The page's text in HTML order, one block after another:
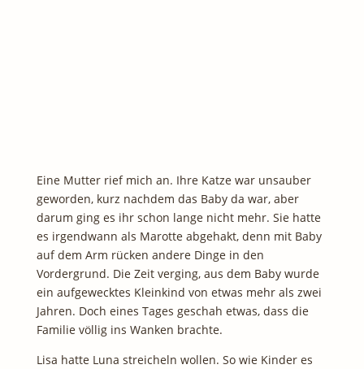
Eine Mutter rief mich an. Ihre Katze war unsauber
geworden, kurz nachdem das Baby da war, aber
darum ging es ihr schon lange nicht mehr. Sie hatte
es irgendwann als Marotte abgehakt, denn mit Baby
auf dem Arm rücken andere Dinge in den
Vordergrund. Die Zeit verging, aus dem Baby wurde
ein aufgewecktes Kleinkind von etwas mehr als zwei
Jahren. Doch eines Tages geschah etwas, dass die
Familie völlig ins Wanken brachte.
Lisa hatte Luna streicheln wollen. So wie Kinder es